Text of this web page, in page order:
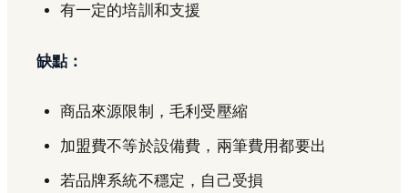
有一定的培訓和支援
缺點：
商品來源限制，毛利受壓縮
加盟費不等於設備費，兩筆費用都要出
若品牌系統不穩定，自己受損